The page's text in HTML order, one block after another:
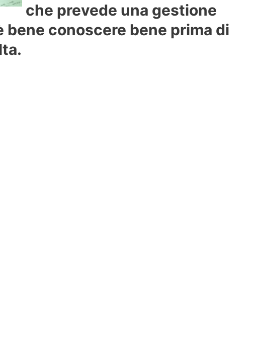
che prevede una gestione
bene conoscere bene prima di